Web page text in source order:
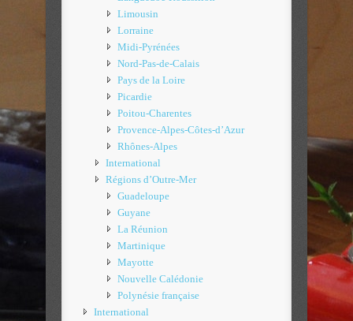
Limousin
Lorraine
Midi-Pyrénées
Nord-Pas-de-Calais
Pays de la Loire
Picardie
Poitou-Charentes
Provence-Alpes-Côtes-d’Azur
Rhônes-Alpes
International
Régions d’Outre-Mer
Guadeloupe
Guyane
La Réunion
Martinique
Mayotte
Nouvelle Calédonie
Polynésie française
International